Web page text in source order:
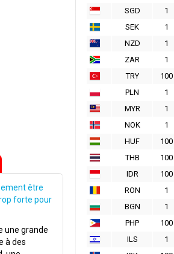
SGD
1
SEK
1
NZD
1
ZAR
1
TRY
100
PLN
1
MYR
1
NOK
1
HUF
100
THB
100
IDR
100
RON
1
BGN
1
PHP
100
ILS
1
être
forte pour
une grande
à des